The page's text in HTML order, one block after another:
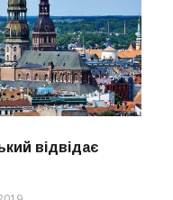
відвідає